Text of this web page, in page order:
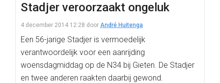
Stadjer veroorzaakt ongeluk
4 december 2014 12:28 door André Huitenga
Een 56-jarige Stadjer is vermoedelijk
verantwoordelijk voor een aanrijding
woensdagmiddag op de N34 bij Gieten. De Stadjer
en twee anderen raakten daarbij gewond.